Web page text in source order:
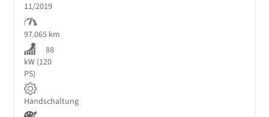
11/2019
97.065 km
88
kW (120
PS)
Handschaltung